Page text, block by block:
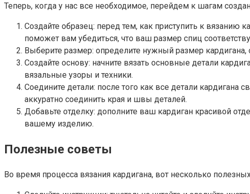
Теперь, когда у нас все необходимое, перейдем к шагам
Создайте образец: перед тем, как приступить к вязанию
поможет вам убедиться, что ваш размер спиц
Выберите размер: определите нужный размер
Создайте основу: начните вязать основные детали
вязальные узоры и техники.
Соедините детали: после того как все детали
аккуратно соединить края и швы деталей.
Добавьте отделку: дополните ваш кардиган красивой
вашему изделию.
Полезные советы
Во время процесса вязания кардигана, вот несколько